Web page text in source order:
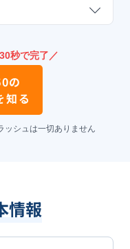
秒で完了／
の
知る
シュは一切ありません
情報